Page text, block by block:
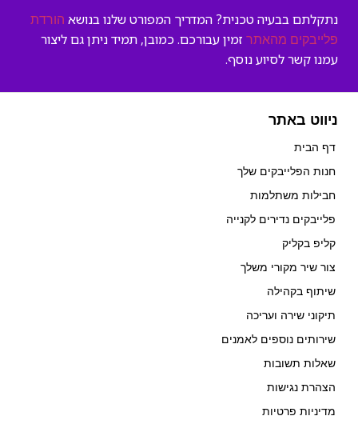
נתקלתם בבעיה טכנית? המדריך המפורט שלנו בנושא הורדת
פלייבקים מהאתר זמין עבורכם. כמובן, תמיד ניתן גם ליצור
עמנו קשר לסיוע נוסף.
ניווט באתר
דף הבית
חנות הפלייבקים שלך
חבילות משתלמות
פלייבקים נדירים לקנייה
קליפ בקליק
צור שיר מקורי משלך
שיתוף בקהילה
תיקוני שירה ועריכה
שירותים נוספים לאמנים
שאלות תשובות
הצהרת נגישות
מדיניות פרטיות